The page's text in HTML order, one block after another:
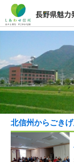
北信州からごきげ